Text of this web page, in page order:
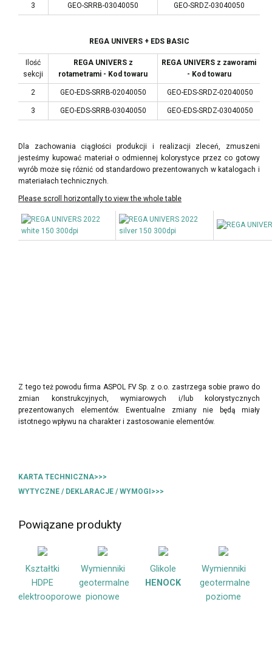
3 GEO-SRRB-03040050 GEO-SRDZ-03040050
REGA UNIVERS + EDS BASIC
Ilość
sekcji
REGA UNIVERS z
rotametrami - Kod towaru
REGA UNIVERS z zaworami
- Kod towaru
2 GEO-EDS-SRRB-02040050 GEO-EDS-SRDZ-02040050
3 GEO-EDS-SRRB-03040050 GEO-EDS-SRDZ-03040050
Dla zachowania ciągłości produkcji i realizacji zleceń, zmuszeni
jesteśmy kupować materiał o odmiennej kolorystyce przez co gotowy
wyrób może się różnić od standardowo prezentowanych w katalogach i
materiałach technicznych.
Z tego też powodu firma ASPOL FV Sp. z o.o. zastrzega sobie prawo do
zmian konstrukcyjnych, wymiarowych i/lub kolorystycznych
prezentowanych elementów. Ewentualne zmiany nie będą miały
istotnego wpływu na charakter i zastosowanie elementów.
KARTA TECHNICZNA>>>
WYTYCZNE / DEKLARACJE / WYMOGI>>>
Powiązane produkty
Kształtki
HDPE
elektrooporowe
Wymienniki
geotermalne
pionowe
Glikole
HENOCK
Wymienniki
geotermalne
poziome